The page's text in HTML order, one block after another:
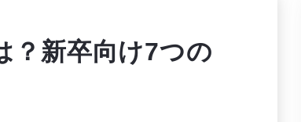
？新卒向け7つの